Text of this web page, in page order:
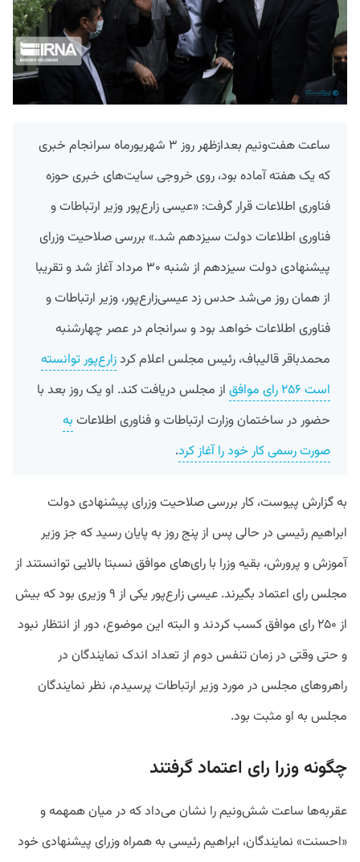
ساعت هفت‌ونیم بعدازظهر روز ۳ شهریورماه سرانجام خبری
که یک هفته آماده بود، روی خروجی سایت‌های خبری حوزه
فناوری اطلاعات قرار گرفت: «عیسی‌ زارع‌پور وزیر ارتباطات و
فناوری اطلاعات دولت سیزدهم شد.» بررسی صلاحیت وزرای
پیشنهادی دولت سیزدهم از شنبه ۳۰ مرداد آغاز شد و تقریبا
از همان روز می‌شد حدس زد عیسی‌زارع‌پور، وزیر ارتباطات و
فناوری اطلاعات خواهد بود و سرانجام در عصر چهارشنبه
محمدباقر قالیباف، رئیس مجلس اعلام کردزارع‌پور توانسته
است ۲۵۶ رای موافق
از مجلس دریافت کند. او یک روز بعد با
حضور در ساختمان وزارت ارتباطات و فناوری اطلاعات به
صورت رسمی کار خود را آغاز کرد.
به گزارش پیوست، کار بررسی صلاحیت وزرای پیشنهادی دولت
ابراهیم رئیسی در حالی پس از پنج روز به پایان رسید که جز وزیر
آموزش و پرورش، بقیه وزرا با رای‌های موافق نسبتا بالایی توانستند از
مجلس رای اعتماد بگیرند. عیسی زارع‌پور یکی از ۹ وزیری بود که بیش
از ۲۵۰ رای موافق کسب کردند و البته این موضوع، دور از انتظار نبود
و حتی وقتی در زمان تنفس دوم از تعداد اندک نمایندگان در
راهروهای مجلس در مورد وزیر ارتباطات پرسیدم، نظر نمایندگان
مجلس به او مثبت بود.
چگونه وزرا رای اعتماد گرفتند
عقربه‌ها ساعت شش‌ونیم را نشان می‌داد که در میان همهمه و
«احسنت» نمایندگان، ابراهیم رئیسی به همراه وزرای پیشنهادی خود